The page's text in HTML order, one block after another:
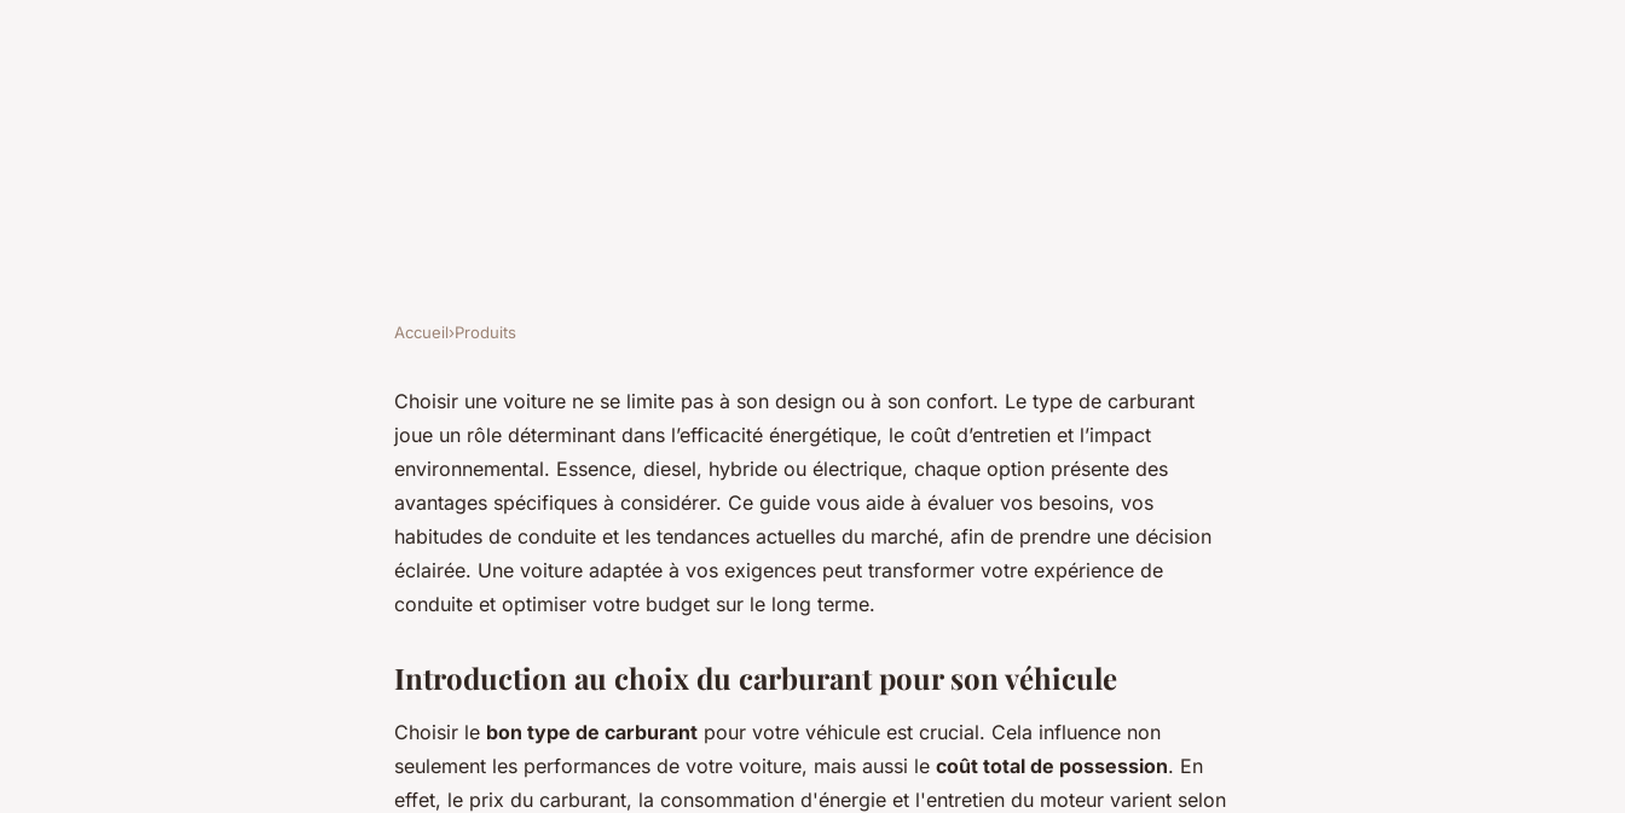
Comment choisir son auto selon le
type de carburant ?
Accueil›Produits
Choisir une voiture ne se limite pas à son design ou à son confort. Le type de carburant
joue un rôle déterminant dans l’efficacité énergétique, le coût d’entretien et l’impact
environnemental. Essence, diesel, hybride ou électrique, chaque option présente des
avantages spécifiques à considérer. Ce guide vous aide à évaluer vos besoins, vos
habitudes de conduite et les tendances actuelles du marché, afin de prendre une décision
éclairée. Une voiture adaptée à vos exigences peut transformer votre expérience de
conduite et optimiser votre budget sur le long terme.
Introduction au choix du carburant pour son véhicule
Choisir le bon type de carburant pour votre véhicule est crucial. Cela influence non
seulement les performances de votre voiture, mais aussi le coût total de possession. En
effet, le prix du carburant, la consommation d'énergie et l'entretien du moteur varient selon